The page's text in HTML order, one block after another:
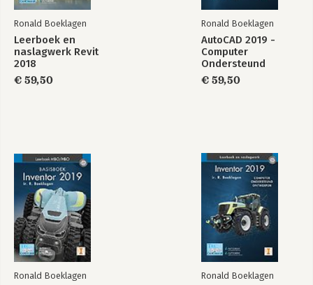
31 BIM Informatieniveau LOD 1267
32 Samenwerken 2, Werksets 1287
33 Verbouwen en opties 1309
Deel 6 Volumemodel en Standaard families
35 Laadbare familie in vogelvlucht 1373
Deel 7 Aanpassen
39 Patronen 1523
40 Dynamo Inleiding 1555
Deel 8 Diversen
41 Installatie Revit 1585
Index met Engelse commandonamen 1605
Ronald Boeklagen
Leerboek en
naslagwerk Revit
2018
€ 59,50
Ronald Boeklagen
AutoCAD 2019 -
Computer
Ondersteund
Ontwerpen
€ 59,50
Ronald Boeklagen Ronald Boeklagen